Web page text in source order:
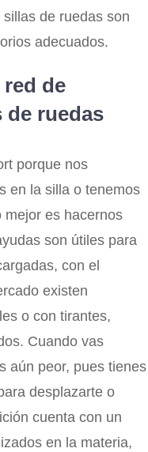
de ruedas son
adecuados.
de
de ruedas
porque nos
en la silla o tenemos
mejor es hacernos
son útiles para
con el
existen
o con tirantes,
Cuando vas
aún peor, pues tienes
desplazarte o
cuenta con un
en la materia,